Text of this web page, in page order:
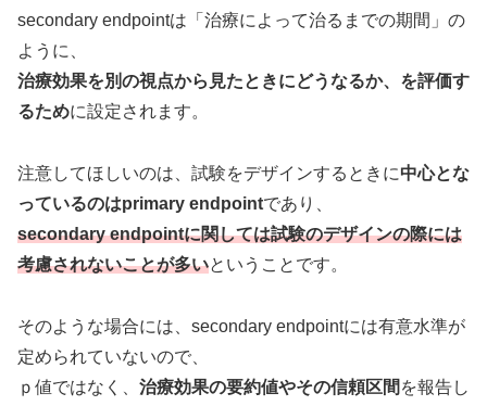
secondary endpointは「治療によって治るまでの期間」の
ように、
治療効果を別の視点から見たときにどうなるか、を評価す
るために設定されます。
注意してほしいのは、試験をデザインするときに中心とな
っているのはprimary endpointであり、
secondary endpointに関しては試験のデザインの際には
考慮されないことが多いということです。
そのような場合には、secondary endpointには有意水準が
定められていないので、
ｐ値ではなく、 治療効果の要約値やその信頼区間 を報告し